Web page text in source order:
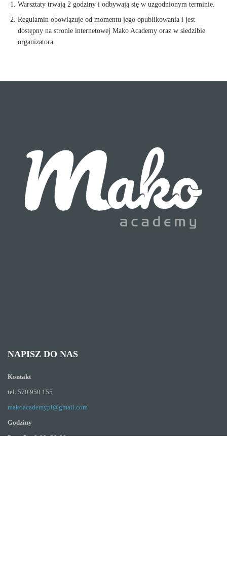
Warsztaty trwają 2 godziny i odbywają się w uzgodnionym terminie.
Regulamin obowiązuje od momentu jego opublikowania i jest
dostępny na stronie internetowej Mako Academy oraz w siedzibie
organizatora.
NAPISZ DO NAS
Kontakt
tel. 570 950 155
makoacademypl@gmail.com
Godziny
Pon. -Pt.: 9:00–20:00